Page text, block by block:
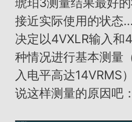
接近实际使用的状态
决定以4VXLR输入和
种情况进行基本测量
入电平高达14VRMS
说这样测量的原因吧：